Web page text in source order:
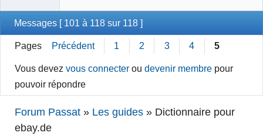
Messages [ 101 à 118 sur 118 ]
Pages Précédent 1 2 3 4 5
Vous devezvous connecter oudevenir membre pour
pouvoir répondre
Forum Passat » Les guides » Dictionnaire pour
ebay.de